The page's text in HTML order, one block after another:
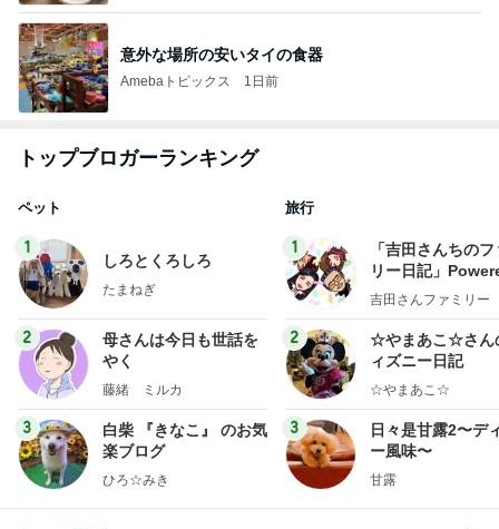
意外な場所の安いタイの食器
Amebaトピックス 1日前
トップブロガーランキング
ペット
1
しろとくろしろ
たまねぎ
2
母さんは今日も世話を
やく
藤緒 ミルカ
3
白柴 『きなこ』 のお気
楽ブログ
ひろ☆みき
旅行
1
「吉田さんちの
リー日記」
y Ameba 吉田さ
ログ
吉田さんファミリー
2
☆やまあこ☆さん
ィズニー日記
☆やまあこ☆
3
日々是甘露2〜デ
ー風味〜
甘露